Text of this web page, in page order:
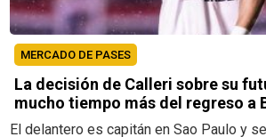
MERCADO DE PASES
La decisión de Calleri sobre su
mucho tiempo más del regreso a
El delantero es capitán en Sao Paulo y